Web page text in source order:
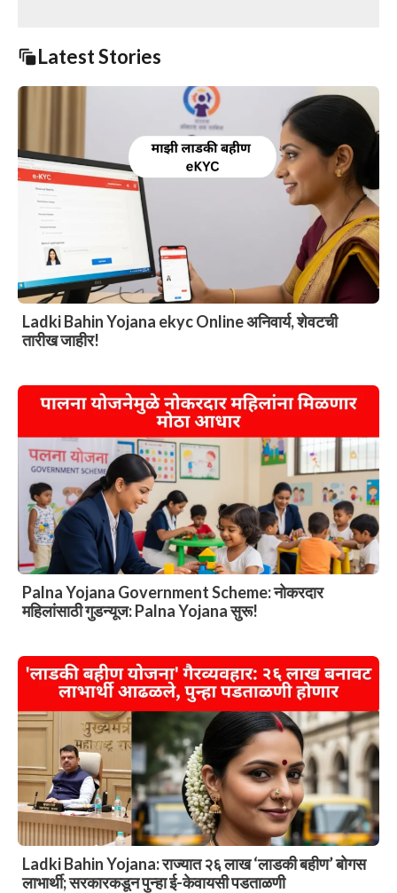
Latest Stories
Ladki Bahin Yojana ekyc Online अनिवार्य, शेवटची
तारीख जाहीर!
Palna Yojana Government Scheme: नोकरदार
महिलांसाठी गुडन्यूज: Palna Yojana सुरू!
Ladki Bahin Yojana: राज्यात २६ लाख ‘लाडकी बहीण’ बोगस
लाभार्थी; सरकारकडून पुन्हा ई-केवायसी पडताळणी